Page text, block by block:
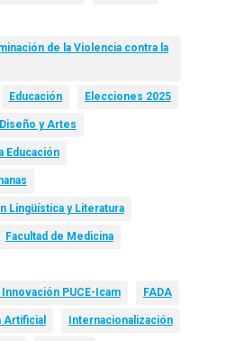
de la Violencia contra la
Educación Elecciones 2025
y Artes
Educación
Lingüística y Literatura
Facultad de Medicina
PUCE-Icam FADA
Artificial Internacionalización